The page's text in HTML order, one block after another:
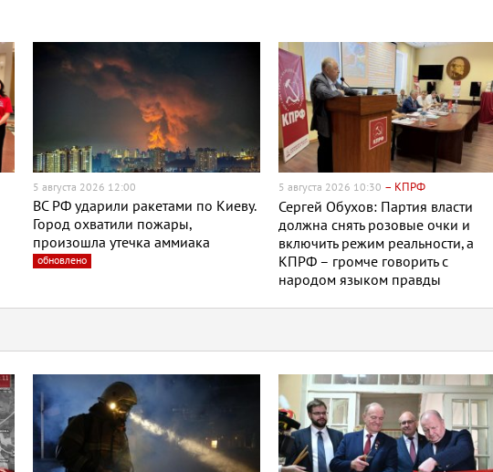
5 августа 2026 12:00
ВС РФ ударили ракетами по Киеву.
Город охватили пожары,
произошла утечка аммиака
обновлено
5 августа 2026 10:30 – КПРФ
Сергей Обухов: Партия власти
должна снять розовые очки и
включить режим реальности, а
КПРФ – громче говорить с
народом языком правды